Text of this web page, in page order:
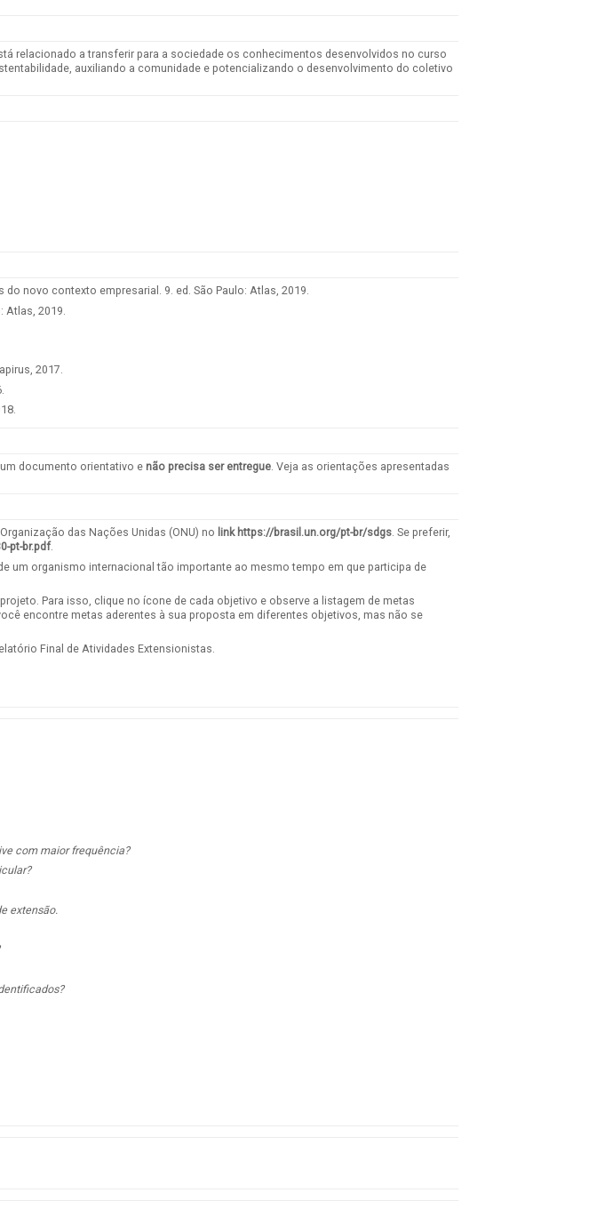
relacionado a transferir para a sociedade os conhecimentos desenvolvidos no curso
auxiliando a comunidade e potencializando o desenvolvimento do coletivo
novo contexto empresarial. 9. ed. São Paulo: Atlas, 2019.
Atlas, 2019.
2017.
documento orientativo e não precisa ser entregue. Veja as orientações apresentadas
das Nações Unidas (ONU) no link https://brasil.un.org/pt-br/sdgs. Se preferir,
pt-br.pdf.
um organismo internacional tão importante ao mesmo tempo em que participa de
Para isso, clique no ícone de cada objetivo e observe a listagem de metas
encontre metas aderentes à sua proposta em diferentes objetivos, mas não se
Final de Atividades Extensionistas.
com maior frequência?
extensão.